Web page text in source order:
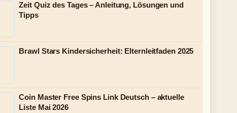
Zeit Quiz des Tages – Anleitung, Lösungen und
Tipps
Brawl Stars Kindersicherheit: Elternleitfaden 2025
Coin Master Free Spins Link Deutsch – aktuelle
Liste Mai 2026